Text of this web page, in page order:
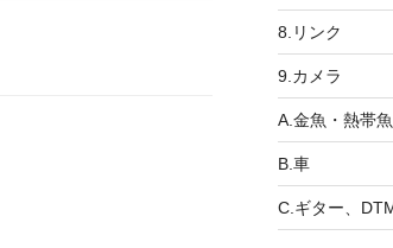
8.リンク
9.カメラ
A.金魚・熱帯魚
B.車
C.ギター、